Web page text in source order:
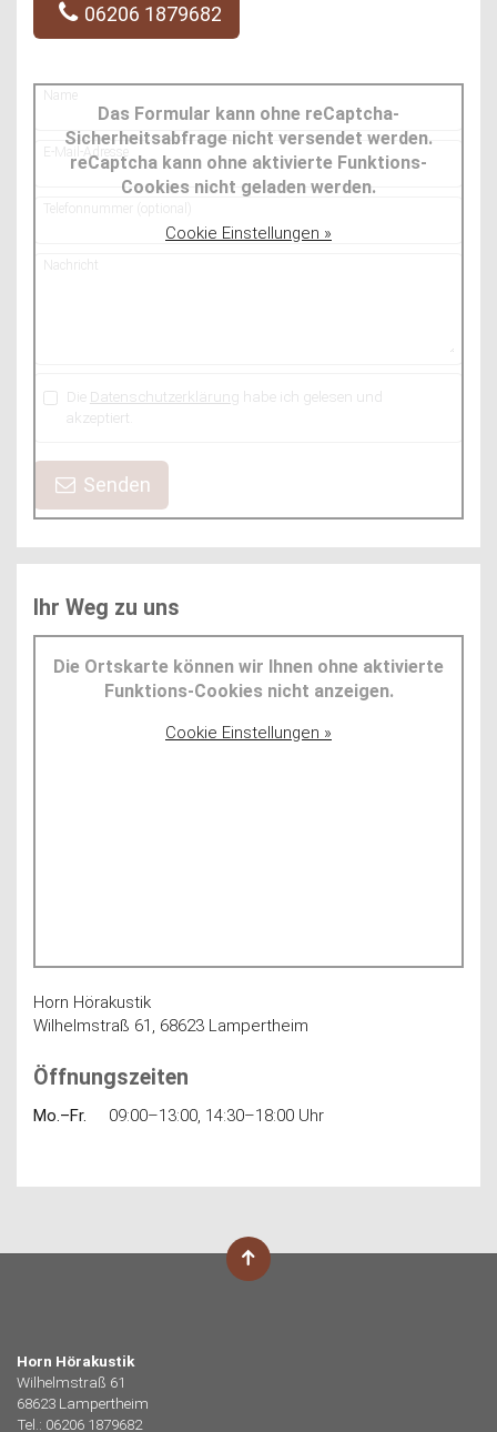
06206 1879682
Name
E-Mail-Adresse
Telefonnummer (optional)
Nachricht
Die Datenschutzerklärung habe ich gelesen und
akzeptiert.
Senden
Das Formular kann ohne reCaptcha-
Sicherheitsabfrage nicht versendet werden.
reCaptcha kann ohne aktivierte Funktions-
Cookies nicht geladen werden.
Cookie Einstellungen »
Ihr Weg zu uns
Die Ortskarte können wir Ihnen ohne aktivierte
Funktions-Cookies nicht anzeigen.
Cookie Einstellungen »
Horn Hörakustik
Wilhelmstraß 61, 68623 Lampertheim
Öffnungszeiten
Mo.–Fr. 09:00–13:00, 14:30–18:00 Uhr
Horn Hörakustik
Wilhelmstraß 61
68623 Lampertheim
Tel.: 06206 1879682